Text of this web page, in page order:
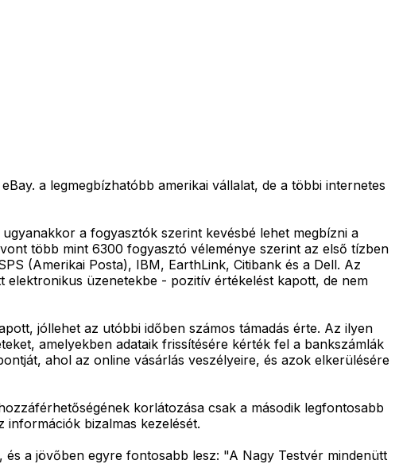
a legmegbízhatóbb amerikai vállalat, de a többi internetes
a fogyasztók szerint kevésbé lehet megbízni a
több mint 6300 fogyasztó véleménye szerint az első tízben
(Amerikai Posta), IBM, EarthLink, Citibank és a Dell. Az
üzenetekbe - pozitív értékelést kapott, de nem
jóllehet az utóbbi időben számos támadás érte. Az ilyen
amelyekben adataik frissítésére kérték fel a bankszámlák
ahol az online vásárlás veszélyeire, és azok elkerülésére
korlátozása csak a második legfontosabb
bizalmas kezelését.
a jövőben egyre fontosabb lesz: "A Nagy Testvér mindenütt